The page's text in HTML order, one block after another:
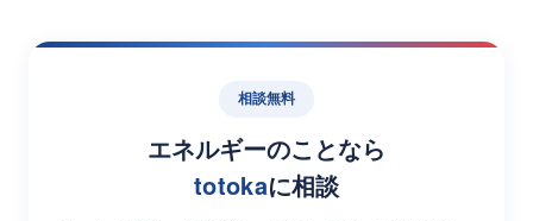
相談無料
エネルギーのことなら
totokaに相談